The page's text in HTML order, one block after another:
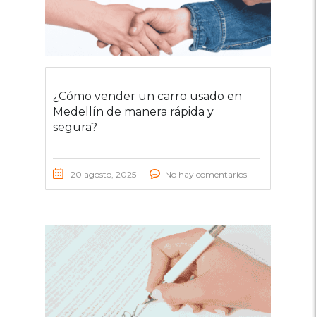
¿Cómo vender un carro usado en
Medellín de manera rápida y
segura?
20 agosto, 2025 No hay comentarios